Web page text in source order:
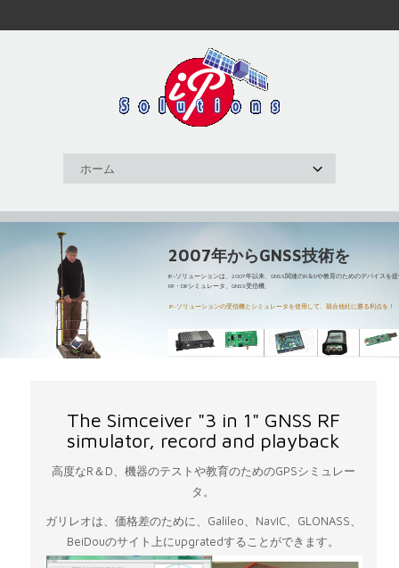
2007年からGNSS技術を
IP-ソリューションは、2007年以来、GNSS関連のR＆Dや教育のためのデバイスを
RF・DIFシミュレータ、GNSS受信機、
IP-ソリューションの受信機とシミュレータを使用して、競合他社に勝る利点を！
The Simceiver "3 in 1" GNSS RF
simulator, record and playback
高度なR＆D、機器のテストや教育のためのGPSシミュレー
タ。
ガリレオは、価格差のために、Galileo、NavIC、GLONASS、
BeiDouのサイト上にupgratedすることができます。